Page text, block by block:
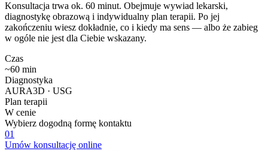
Konsultacja trwa ok. 60 minut. Obejmuje wywiad lekarski,
diagnostykę obrazową i indywidualny plan terapii. Po jej
zakończeniu wiesz dokładnie, co i kiedy ma sens — albo że zabieg
w ogóle nie jest dla Ciebie wskazany.
Czas
~60 min
Diagnostyka
AURA3D · USG
Plan terapii
W cenie
Wybierz dogodną formę kontaktu
01
Umów konsultację online